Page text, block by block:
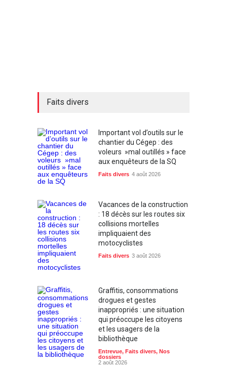
Faits divers
Important vol d’outils sur le
chantier du Cégep : des
voleurs »mal outillés » face
aux enquêteurs de la SQ
Faits divers 4 août 2026
Vacances de la construction
: 18 décès sur les routes six
collisions mortelles
impliquaient des
motocyclistes
Faits divers 3 août 2026
Graffitis, consommations
drogues et gestes
inappropriés : une situation
qui préoccupe les citoyens
et les usagers de la
bibliothèque
Entrevue, Faits divers, Nos
dossiers
2 août 2026